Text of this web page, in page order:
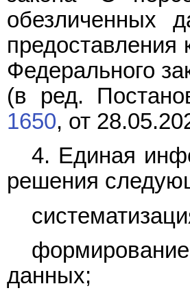
обезличенных
предоставления
Федерального
(в ред.
1650, от
4. Единая
решения
данных;